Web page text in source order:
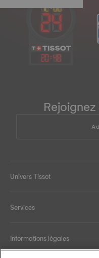
20:48
Univers Tissot
Services
Informations légales